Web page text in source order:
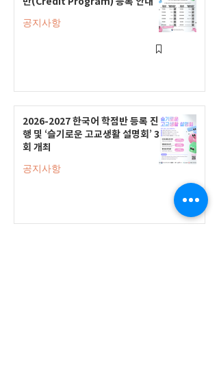
공지사항
2026-2027 한국어 학점반 등록 진
행 및 ‘슬기로운 고교생활 설명회’ 3
회 개최
공지사항